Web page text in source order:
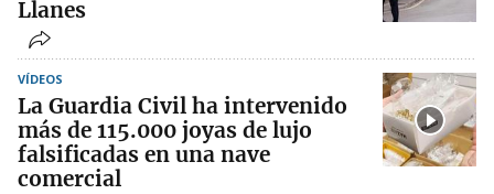
Llanes
VÍDEOS
La Guardia Civil ha intervenido
más de 115.000 joyas de lujo
falsificadas en una nave
comercial